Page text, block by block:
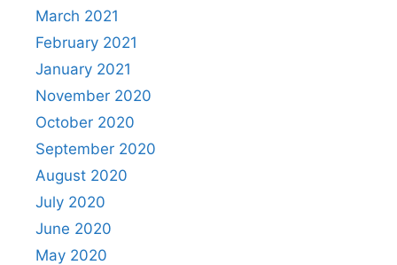
March 2021
February 2021
January 2021
November 2020
October 2020
September 2020
August 2020
July 2020
June 2020
May 2020